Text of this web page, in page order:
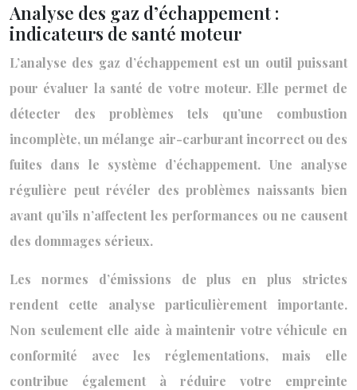
Analyse des gaz d’échappement :
indicateurs de santé moteur
L’analyse des gaz d’échappement est un outil puissant
pour évaluer la santé de votre moteur. Elle permet de
détecter des problèmes tels qu’une combustion
incomplète, un mélange air-carburant incorrect ou des
fuites dans le système d’échappement. Une analyse
régulière peut révéler des problèmes naissants bien
avant qu’ils n’affectent les performances ou ne causent
des dommages sérieux.
Les normes d’émissions de plus en plus strictes
rendent cette analyse particulièrement importante.
Non seulement elle aide à maintenir votre véhicule en
conformité avec les réglementations, mais elle
contribue également à réduire votre empreinte